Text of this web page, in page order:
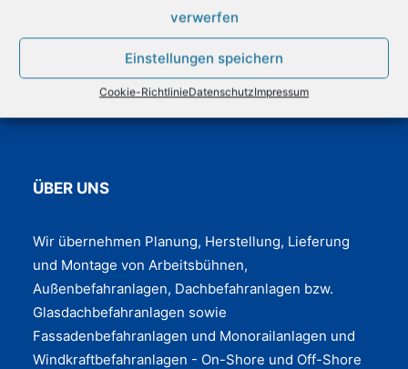
verwerfen
Einstellungen speichern
Coo­kie-Richt­li­nieDaten­schutzImpres­sum
ÜBER UNS
Wir übernehmen Planung, Herstellung, Lieferung
und Montage von Arbeitsbühnen,
Außenbefahranlagen, Dachbefahranlagen bzw.
Glasdachbefahranlagen sowie
Fassadenbefahranlagen und Monorailanlagen und
Windkraftbefahranlagen - On-Shore und Off-Shore